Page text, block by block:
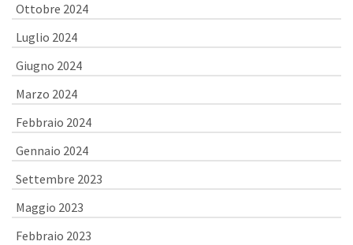
Ottobre 2024
Luglio 2024
Giugno 2024
Marzo 2024
Febbraio 2024
Gennaio 2024
Settembre 2023
Maggio 2023
Febbraio 2023